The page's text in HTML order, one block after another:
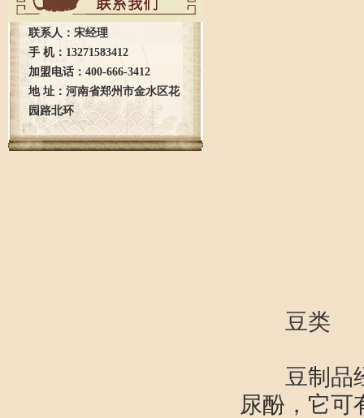
联系人：宋经理
手 机：13271583412
加盟电话：400-666-3412
地 址：河南省郑州市金水区花
园路北环
豆
豆制品经
尿酚，它可